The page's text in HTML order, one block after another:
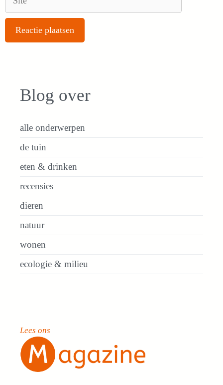
Blog over
alle onderwerpen
de tuin
eten & drinken
recensies
dieren
natuur
wonen
ecologie & milieu
Lees ons